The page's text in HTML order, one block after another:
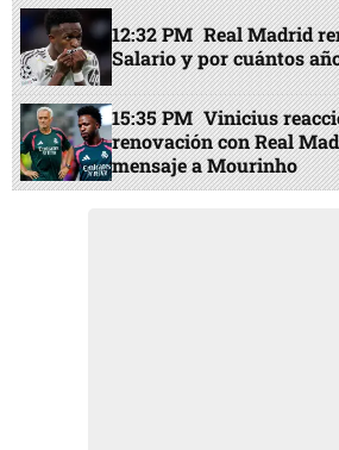
12:32 PM Real Madrid
Salario y por cuántos
15:35 PM Vinicius
renovación con Real
mensaje a Mourinho